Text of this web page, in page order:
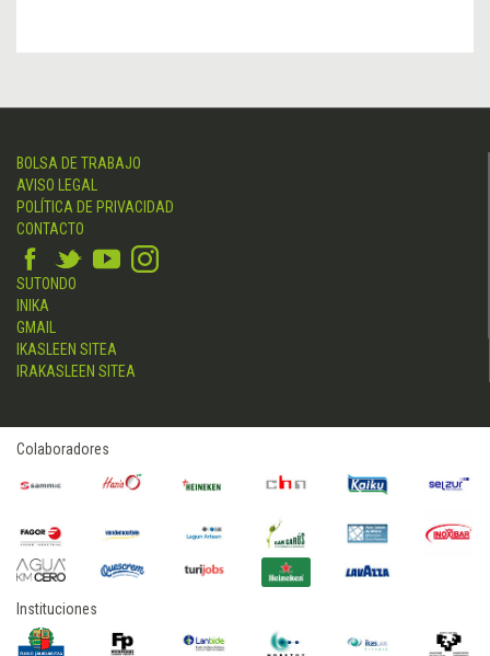
BOLSA DE TRABAJO
AVISO LEGAL
POLÍTICA DE PRIVACIDAD
CONTACTO
SUTONDO
INIKA
GMAIL
IKASLEEN SITEA
IRAKASLEEN SITEA
Colaboradores
Instituciones